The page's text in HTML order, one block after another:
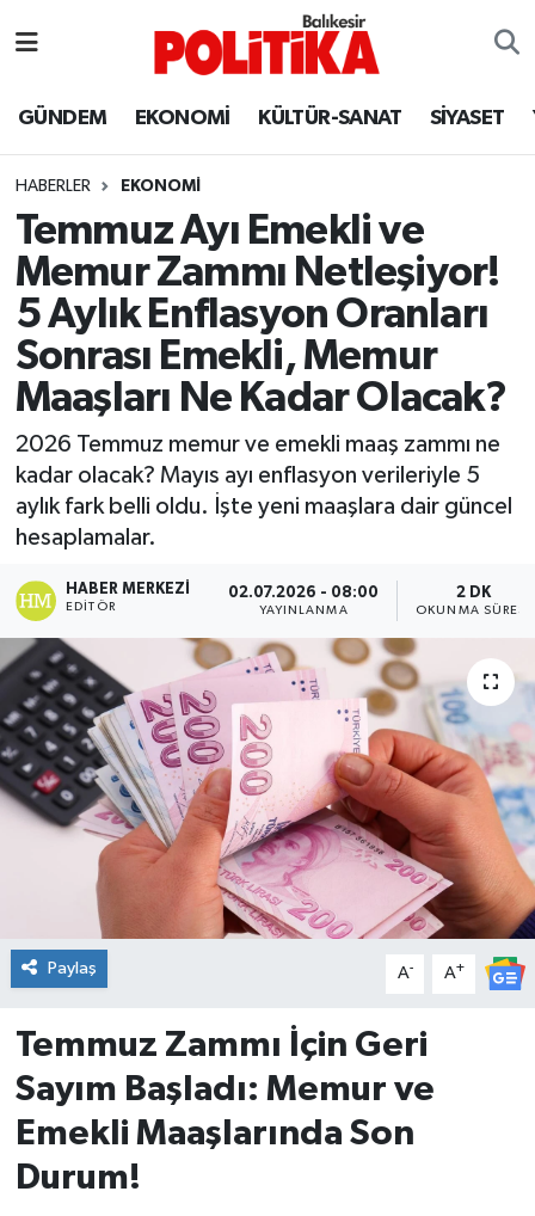
GÜNDEM EKONOMİ KÜLTÜR-SANAT SİYASET
HABERLER EKONOMİ
Temmuz Ayı Emekli ve
Memur Zammı Netleşiyor!
5 Aylık Enflasyon Oranları
Sonrası Emekli, Memur
Maaşları Ne Kadar Olacak?
2026 Temmuz memur ve emekli maaş zammı ne
kadar olacak? Mayıs ayı enflasyon verileriyle 5
aylık fark belli oldu. İşte yeni maaşlara dair güncel
hesaplamalar.
HABER MERKEZI
EDITÖR
02.07.2026 - 08:00
YAYINLANMA
2 DK
OKUNMA SÜRESI
Paylaş A- A+
Temmuz Zammı İçin Geri
Sayım Başladı: Memur ve
Emekli Maaşlarında Son
Durum!
Ayvalık
Bandırma
Bigadiç
BİYOGRAFİLER
Burhaniye
ÇEVRE
DÜNYA
Dursunbey
Edremit
EĞİTİM
EKONOMİ
Erdek
Gömeç
İvrindi
KENT GÜNDEMİ
Balıkesir Hava Durumu
Balıkesir Namaz Vakitleri
Balıkesir Trafik Yoğunluk Haritası
Süper Lig Puan Durumu ve Fikstür
Tüm Manşetler
Son Dakika Haberleri
Haber Arşivi